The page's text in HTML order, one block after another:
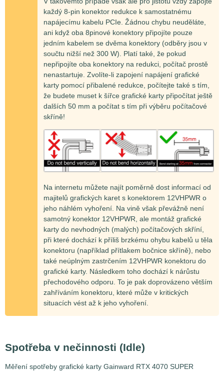
každý 8-pin konektor redukce k samostatnému
napájecímu kabelu PCIe. Žádnou chybu neuděláte,
ani když oba 8pinové konektory připojíte pouze
jedním kabelem se dvěma konektory (odběry jsou v
součtu nižší než 300 W). Platí také, že pokud
nepřipojíte oba konektory na redukci, počítač prostě
nenastartuje. Zvolíte-li zapojení napájení grafické
karty pomocí přibalené redukce, počítejte také s tím,
že budete muset k šířce grafické karty připočítat ještě
dalších 50 mm a počítat s tím při výběru počítačové
skříně!
Na internetu můžete najít poměrně dost informací od
majitelů grafických karet s konektorem 12VHPWR o
jeho náhlém vyhoření. Na vině však převážně není
samotný konektor 12VHPWR, ale montáž grafické
karty do nevhodných (malých) počítačových skříní,
při které dochází k příliš brzkému ohybu kabelů u těla
konektoru (například přítlakem bočnice skříně), nebo
také neúplným zastrčením 12VHPWR konektoru do
grafické karty. Následkem toho dochází k nárůstu
přechodového odporu. To je pak doprovázeno větším
zahříváním konektoru, které může v kritických
situacích vést až k jeho vyhoření.
Spotřeba v nečinnosti (Idle)
Měření spotřeby grafické karty Gainward RTX 4070 SUPER